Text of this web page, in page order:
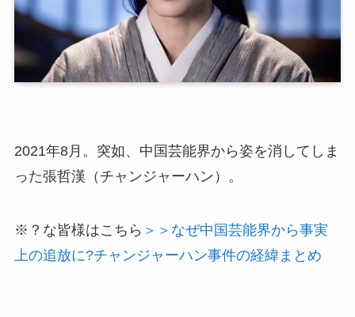
2021年8月。突如、中国芸能界から姿を消してしま
った張哲漢（チャンジャーハン）。
※？な皆様はこちら ＞＞なぜ中国芸能界から事実
上の追放に?チャンジャーハン事件の経緯まとめ